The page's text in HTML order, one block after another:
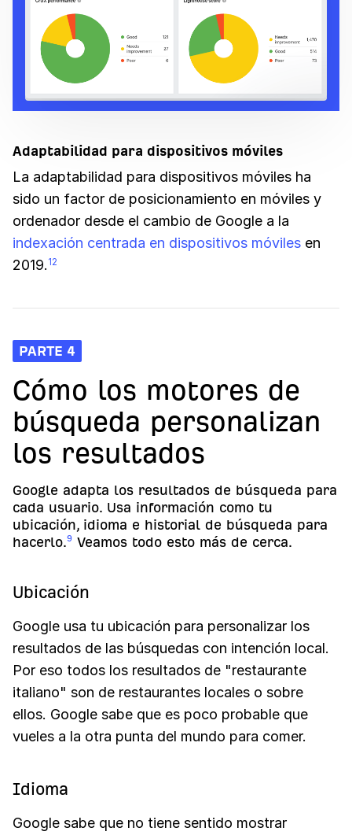
Adaptabilidad para dispositivos móviles
La adaptabilidad para dispositivos móviles ha
sido un factor de posicionamiento en móviles y
ordenador desde el cambio de Google a la
indexación centrada en dispositivos móviles en
2019. 12
PARTE 4
Cómo los motores de
búsqueda personalizan
los resultados
Google adapta los resultados de búsqueda para
cada usuario. Usa información como tu
ubicación, idioma e historial de búsqueda para
hacerlo.9 Veamos todo esto más de cerca.
Ubicación
Google usa tu ubicación para personalizar los
resultados de las búsquedas con intención local.
Por eso todos los resultados de "restaurante
italiano" son de restaurantes locales o sobre
ellos. Google sabe que es poco probable que
vueles a la otra punta del mundo para comer.
Idioma
Google sabe que no tiene sentido mostrar